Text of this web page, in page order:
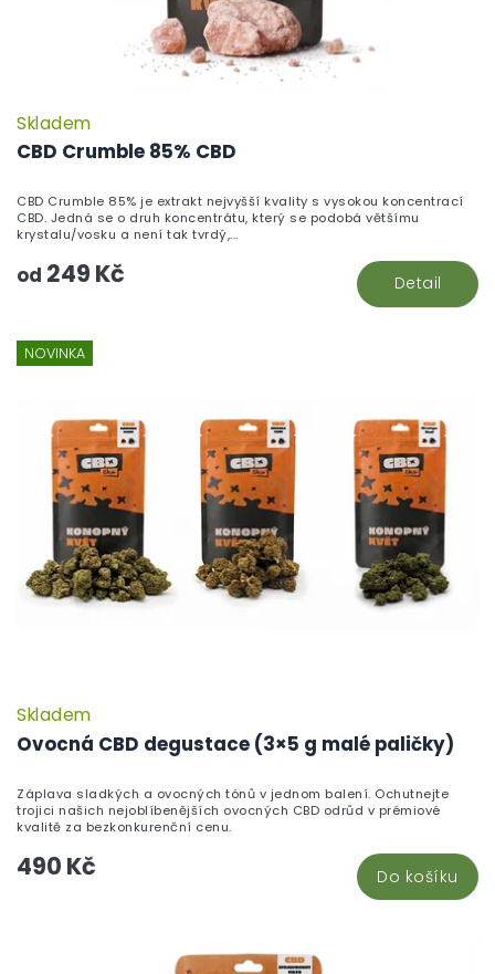
CBD Crumble 85% CBD
Skladem
od 249 Kč Detail
CBD Crumble 85% je extrakt nejvyšší kvality s vysokou koncentrací
CBD. Jedná se o druh koncentrátu, který se podobá většímu
krystalu/vosku a není tak tvrdý,...
NOVINKA
Ovocná CBD degustace (3×5 g malé paličky)
Skladem
490 Kč Do košíku
Záplava sladkých a ovocných tónů v jednom balení. Ochutnejte
trojici našich nejoblíbenějších ovocných CBD odrůd v prémiové
kvalitě za bezkonkurenční cenu.